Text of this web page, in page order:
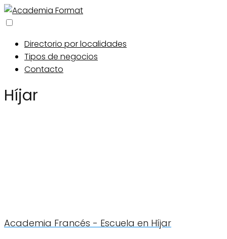
Directorio por localidades
Tipos de negocios
Contacto
Híjar
Academia Francés - Escuela en Híjar